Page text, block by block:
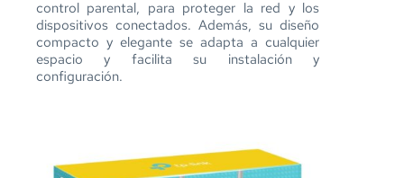
control parental, para proteger la red y los
dispositivos conectados. Además, su diseño
compacto y elegante se adapta a cualquier
espacio y facilita su instalación y
configuración.